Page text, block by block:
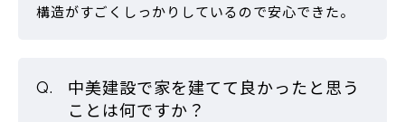
構造がすごくしっかりしているので安心できた。
中美建設で家を建てて良かったと思う
ことは何ですか？